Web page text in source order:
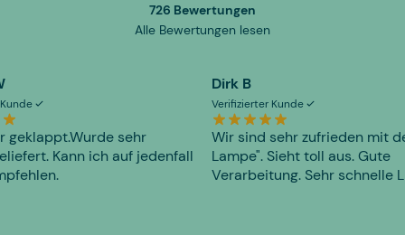
726 Bewertungen
Alle Bewertungen lesen
geklappt.Wurde sehr
Kann ich auf jedenfall
Dirk B
Verifizierter Kunde
Wir sind sehr zufrieden mit
Lampe". Sieht toll aus. Gute
Verarbeitung. Sehr schnelle